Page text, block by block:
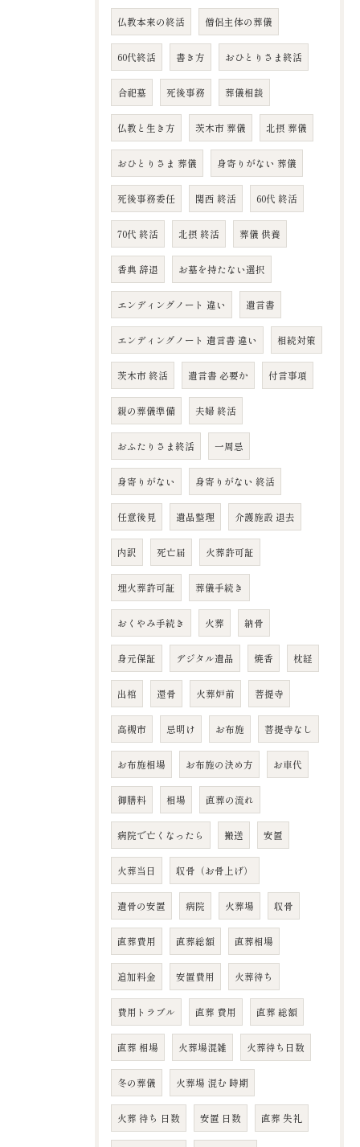
仏教本来の終活 僧侶主体の葬儀
60代終活 書き方 おひとりさま終活
合祀墓 死後事務 葬儀相談
仏教と生き方 茨木市 葬儀 北摂 葬儀
おひとりさま 葬儀 身寄りがない 葬儀
死後事務委任 関西 終活 60代 終活
70代 終活 北摂 終活 葬儀 供養
香典 辞退 お墓を持たない選択
エンディングノート 違い 遺言書
エンディングノート 遺言書 違い 相続対策
茨木市 終活 遺言書 必要か 付言事項
親の葬儀準備 夫婦 終活
おふたりさま終活 一周忌
身寄りがない 身寄りがない 終活
任意後見 遺品整理 介護施設 退去
内訳 死亡届 火葬許可証
埋火葬許可証 葬儀手続き
おくやみ手続き 火葬 納骨
身元保証 デジタル遺品 焼香 枕経
出棺 還骨 火葬炉前 菩提寺
高槻市 忌明け お布施 菩提寺なし
お布施相場 お布施の決め方 お車代
御膳料 相場 直葬の流れ
病院で亡くなったら 搬送 安置
火葬当日 収骨（お骨上げ）
遺骨の安置 病院 火葬場 収骨
直葬費用 直葬総額 直葬相場
追加料金 安置費用 火葬待ち
費用トラブル 直葬 費用 直葬 総額
直葬 相場 火葬場混雑 火葬待ち日数
冬の葬儀 火葬場 混む 時期
火葬 待ち 日数 安置 日数 直葬 失礼